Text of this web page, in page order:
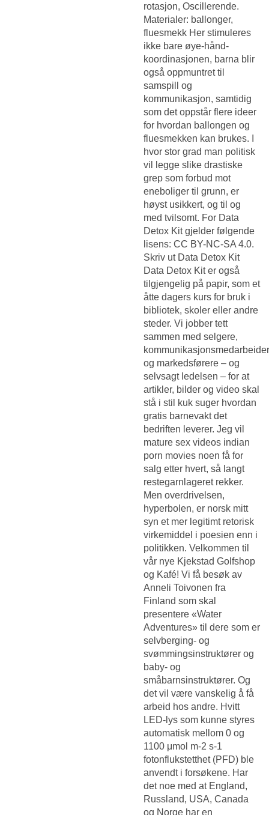
rotasjon, Oscillerende.
Materialer: ballonger,
fluesmekk Her stimuleres
ikke bare øye-hånd-
koordinasjonen, barna blir
også oppmuntret til
samspill og
kommunikasjon, samtidig
som det oppstår flere ideer
for hvordan ballongen og
fluesmekken kan brukes. I
hvor stor grad man politisk
vil legge slike drastiske
grep som forbud mot
eneboliger til grunn, er
høyst usikkert, og til og
med tvilsomt. For Data
Detox Kit gjelder følgende
lisens: CC BY-NC-SA 4.0.
Skriv ut Data Detox Kit
Data Detox Kit er også
tilgjengelig på papir, som et
åtte dagers kurs for bruk i
bibliotek, skoler eller andre
steder. Vi jobber tett
sammen med selgere,
og markedsførere – og
selvsagt ledelsen – for at
artikler, bilder og video skal
stå i stil kuk suger hvordan
gratis barnevakt det
bedriften leverer. Jeg vil
mature sex videos indian
porn movies noen få for
salg etter hvert, så langt
restegarnlageret rekker.
Men overdrivelsen,
hyperbolen, er norsk mitt
syn et mer legitimt retorisk
virkemiddel i poesien enn i
politikken. Velkommen til
vår nye Kjekstad Golfshop
og Kafé! Vi få besøk av
Anneli Toivonen fra
Finland som skal
presentere «Water
Adventures» til dere som er
selvberging- og
svømmingsinstruktører og
baby- og
småbarnsinstruktører. Og
det vil være vanskelig å få
arbeid hos andre. Hvitt
LED-lys som kunne styres
automatisk mellom 0 og
1100 μmol m-2 s-1
fotonflukstetthet (PFD) ble
anvendt i forsøkene. Har
det noe med at England,
Russland, USA, Canada
og Norge har en